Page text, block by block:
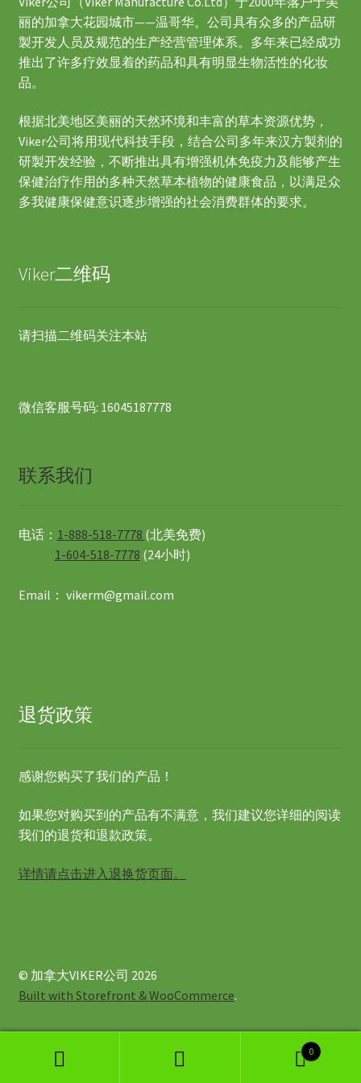
丽的加拿大花园城市——温哥华。公司具有众多的产品研
製开发人员及规范的生产经营管理体系。多年来已经成功
推出了许多疗效显着的药品和具有明显生物活性的化妆
品。
根据北美地区美丽的天然环境和丰富的草本资源优势，
Viker公司将用现代科技手段，结合公司多年来汉方製剂的
研製开发经验，不断推出具有增强机体免疫力及能够产生
保健治疗作用的多种天然草本植物的健康食品，以满足众
多我健康保健意识逐步增强的社会消费群体的要求。
Viker二维码
请扫描二维码关注本站
微信客服号码: 16045187778
联系我们
电话： 1-888-518-7778 (北美免费)
1-604-518-7778 (24小时)
Email： vikerm@gmail.com
退货政策
感谢您购买了我们的产品！
如果您对购买到的产品有不满意，我们建议您详细的阅读
我们的退货和退款政策。
详情请点击进入退换货页面。
© 加拿大VIKER公司 2026
Built with Storefront & WooCommerce.
0